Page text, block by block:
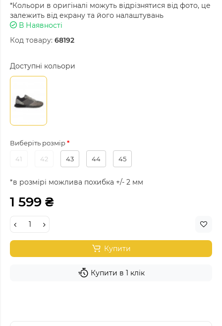
*Кольори в оригіналі можуть відрізнятися від фото, це
залежить від екрану та його налаштувань
В Наявності
Код товару: 68192
Доступні кольори
Виберіть розмір
41
42 43 44 45
*в розмірі можлива похибка +/- 2 мм
1 599 ₴
Купити
Купити в 1 клік